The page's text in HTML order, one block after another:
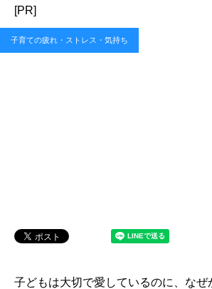
[PR]
子育ての疲れ・ストレス・気持ち
子どもは大切で愛しているのに、なぜ